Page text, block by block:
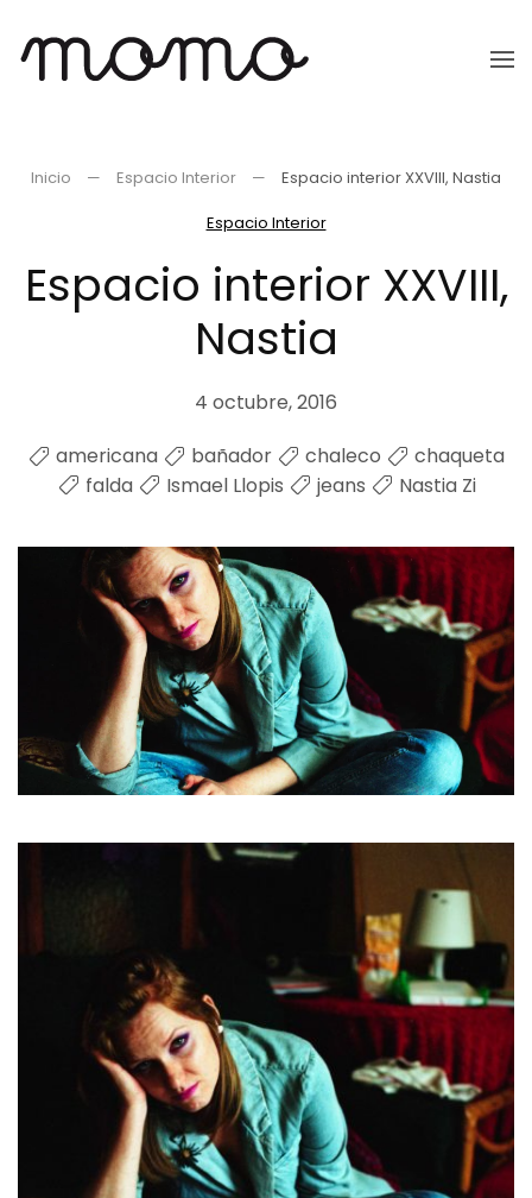
Ir
Inicio Espacio Interior
Espacio interior XXVIII, Nastia
Espacio Interior
Espacio interior XXVIII,
Nastia
4 octubre, 2016
americana
bañador chaleco
chaqueta
falda
Ismael Llopis jeans Nastia Zi